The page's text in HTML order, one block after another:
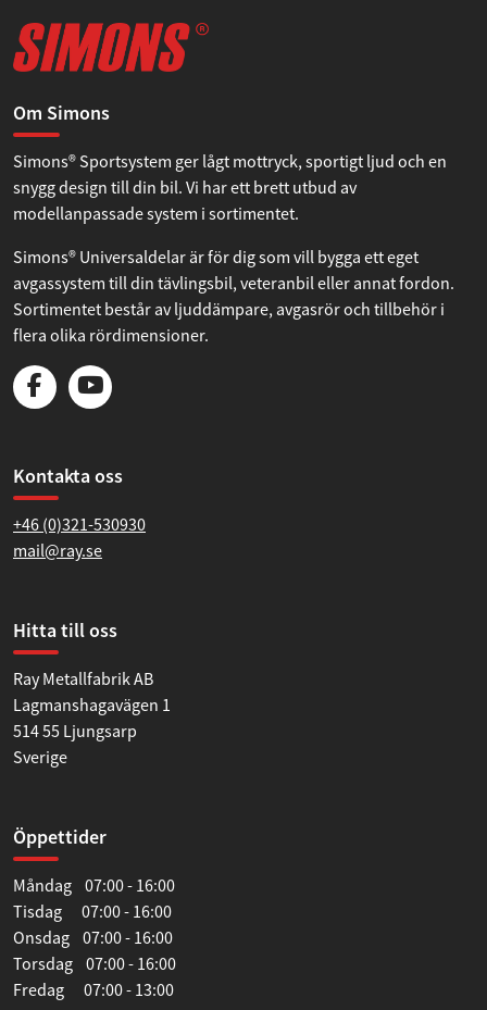
Om Simons
Simons® Sportsystem ger lågt mottryck, sportigt ljud och en
snygg design till din bil. Vi har ett brett utbud av
modellanpassade system i sortimentet.
Simons® Universaldelar är för dig som vill bygga ett eget
avgassystem till din tävlingsbil, veteranbil eller annat fordon.
Sortimentet består av ljuddämpare, avgasrör och tillbehör i
flera olika rördimensioner.
Kontakta oss
+46 (0)321-530930
mail@ray.se
Hitta till oss
Ray Metallfabrik AB
Lagmanshagavägen 1
514 55 Ljungsarp
Sverige
Öppettider
Måndag 07:00 - 16:00
Tisdag 07:00 - 16:00
Onsdag 07:00 - 16:00
Torsdag 07:00 - 16:00
Fredag 07:00 - 13:00